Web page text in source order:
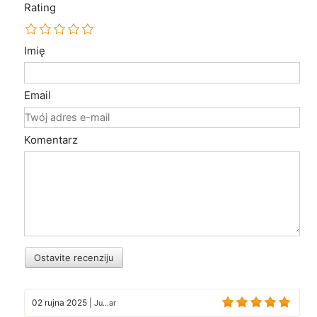
Rating
Imię
Email
Komentarz
Ostavite recenziju
02 rujna 2025 Ju...ar